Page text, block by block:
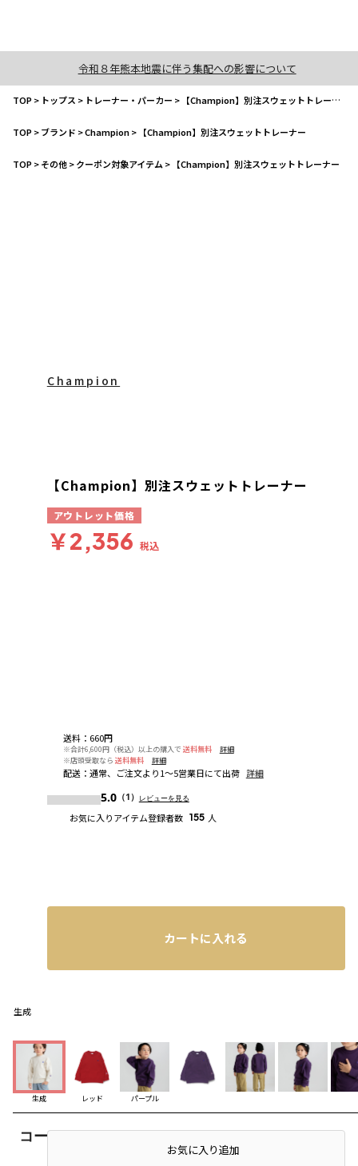
令和８年熊本地震に伴う集配への影響について
TOP> トップス > トレーナー・パーカー > 【Champion】別注スウェットトレーナー
TOP>ブランド >Champion> 【Champion】別注スウェットトレーナー
TOP>その他>クーポン対象アイテム > 【Champion】別注スウェットトレーナー
生成
生成 レッド パープル
コーディネート
送料： 660円
※合計6,600円（税込）以上の購入で 送料無料
詳細
※店頭受取なら 送料無料 詳細
配送： 通常、ご注文より1～5営業日にて出荷 詳細
5.0（1） レビューを見る
お気に入りアイテム登録者数 155 人
Champion
【Champion】別注スウェットトレーナー
アウトレット価格
￥2,356 税込
カートに入れる
店頭在庫を確認するお気に入り追加